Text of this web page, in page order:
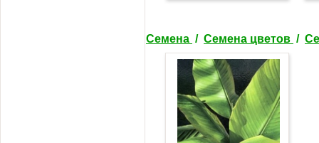
Семена / Семена цветов /